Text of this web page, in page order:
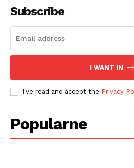
Subscribe
I WANT IN
I've read and accept the Privacy
Popularne